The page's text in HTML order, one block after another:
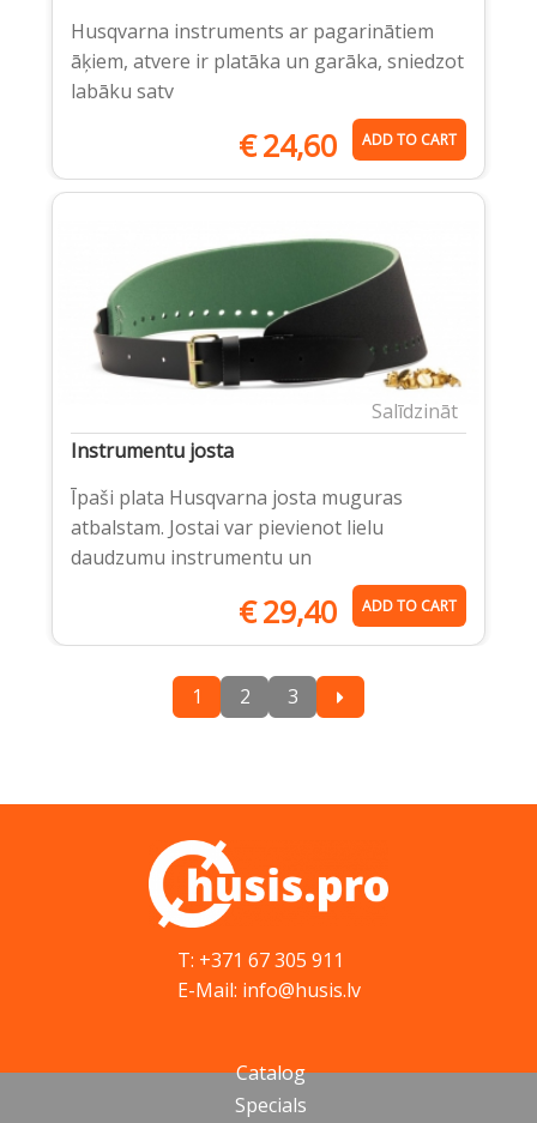
Husqvarna instruments ar pagarinātiem
āķiem, atvere ir platāka un garāka, sniedzot
labāku satv
€24,60 ADD TO CART
Salīdzināt
Instrumentu josta
Īpaši plata Husqvarna josta muguras
atbalstam. Jostai var pievienot lielu
daudzumu instrumentu un
€29,40 ADD TO CART
1 2 3
T: +371 67 305 911
E-Mail: info@husis.lv
Catalog
Specials